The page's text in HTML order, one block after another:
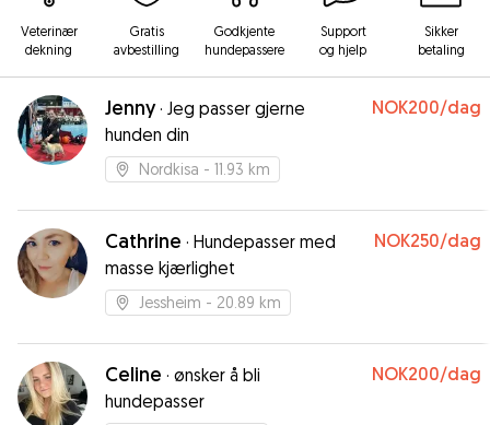
Veterinær
dekning
Gratis
avbestilling
Godkjente
hundepassere
Support
og hjelp
Sikker
betaling
Jenny· Jeg passer gjerne
hunden din
NOK200/dag
Nordkisa - 11.93 km
Cathrine · Hundepasser med
masse kjærlighet
NOK250/dag
Jessheim - 20.89 km
Celine · ønsker å bli
hundepasser
NOK200/dag